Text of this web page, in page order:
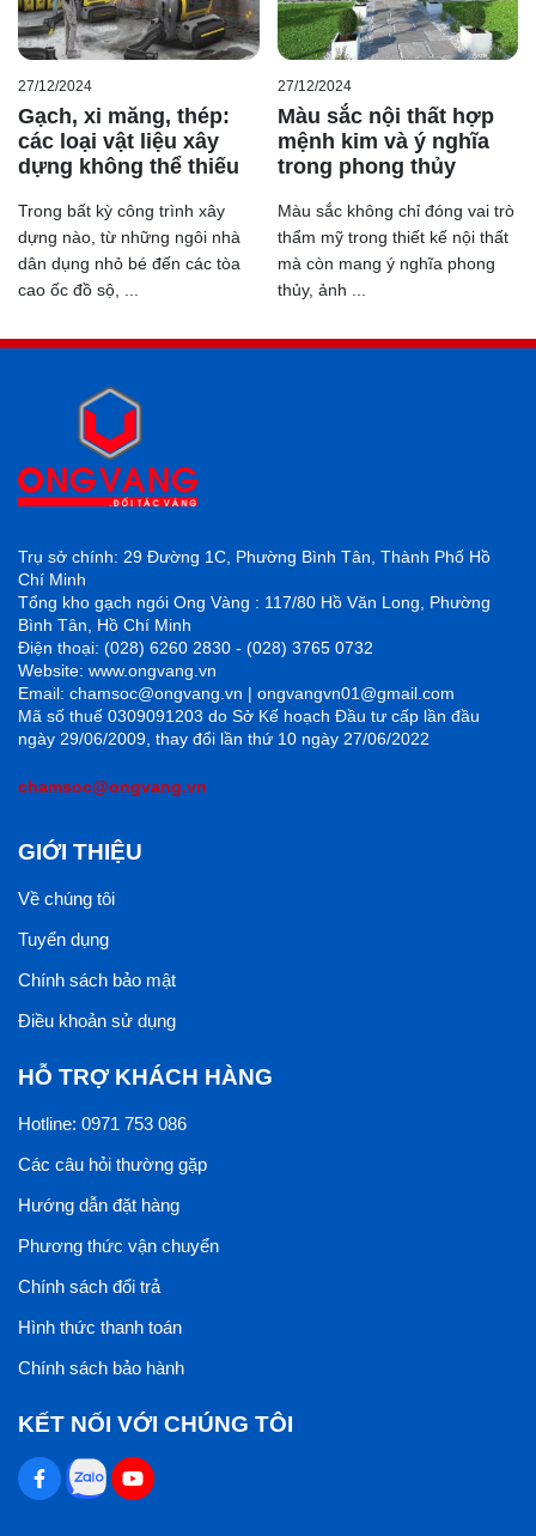
27/12/2024
Gạch, xi măng, thép:
các loại vật liệu xây
dựng không thể thiếu
Trong bất kỳ công trình xây
dựng nào, từ những ngôi nhà
dân dụng nhỏ bé đến các tòa
cao ốc đồ sộ, ...
27/12/2024
Màu sắc nội thất hợp
mệnh kim và ý nghĩa
trong phong thủy
Màu sắc không chỉ đóng vai trò
thẩm mỹ trong thiết kế nội thất
mà còn mang ý nghĩa phong
thủy, ảnh ...
Trụ sở chính: 29 Đường 1C, Phường Bình Tân, Thành Phố Hồ
Chí Minh
Tổng kho gạch ngói Ong Vàng : 117/80 Hồ Văn Long, Phường
Bình Tân, Hồ Chí Minh
Điện thoại: (028) 6260 2830 - (028) 3765 0732
Website: www.ongvang.vn
Email: chamsoc@ongvang.vn | ongvangvn01@gmail.com
Mã số thuế 0309091203 do Sở Kế hoạch Đầu tư cấp lần đầu
ngày 29/06/2009, thay đổi lần thứ 10 ngày 27/06/2022
chamsoc@ongvang.vn
GIỚI THIỆU
Về chúng tôi
Tuyển dụng
Chính sách bảo mật
Điều khoản sử dụng
HỖ TRỢ KHÁCH HÀNG
Hotline: 0971 753 086
Các câu hỏi thường gặp
Hướng dẫn đặt hàng
Phương thức vận chuyển
Chính sách đổi trả
Hình thức thanh toán
Chính sách bảo hành
KẾT NỐI VỚI CHÚNG TÔI